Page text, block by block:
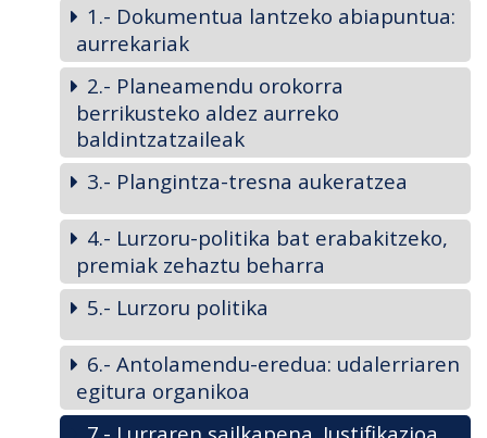
1.- Dokumentua lantzeko abiapuntua:
aurrekariak
2.- Planeamendu orokorra
berrikusteko aldez aurreko
baldintzatzaileak
3.- Plangintza-tresna aukeratzea
4.- Lurzoru-politika bat erabakitzeko,
premiak zehaztu beharra
5.- Lurzoru politika
6.- Antolamendu-eredua: udalerriaren
egitura organikoa